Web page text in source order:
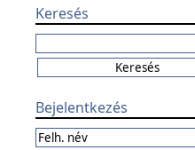
Keresés
Bejelentkezés